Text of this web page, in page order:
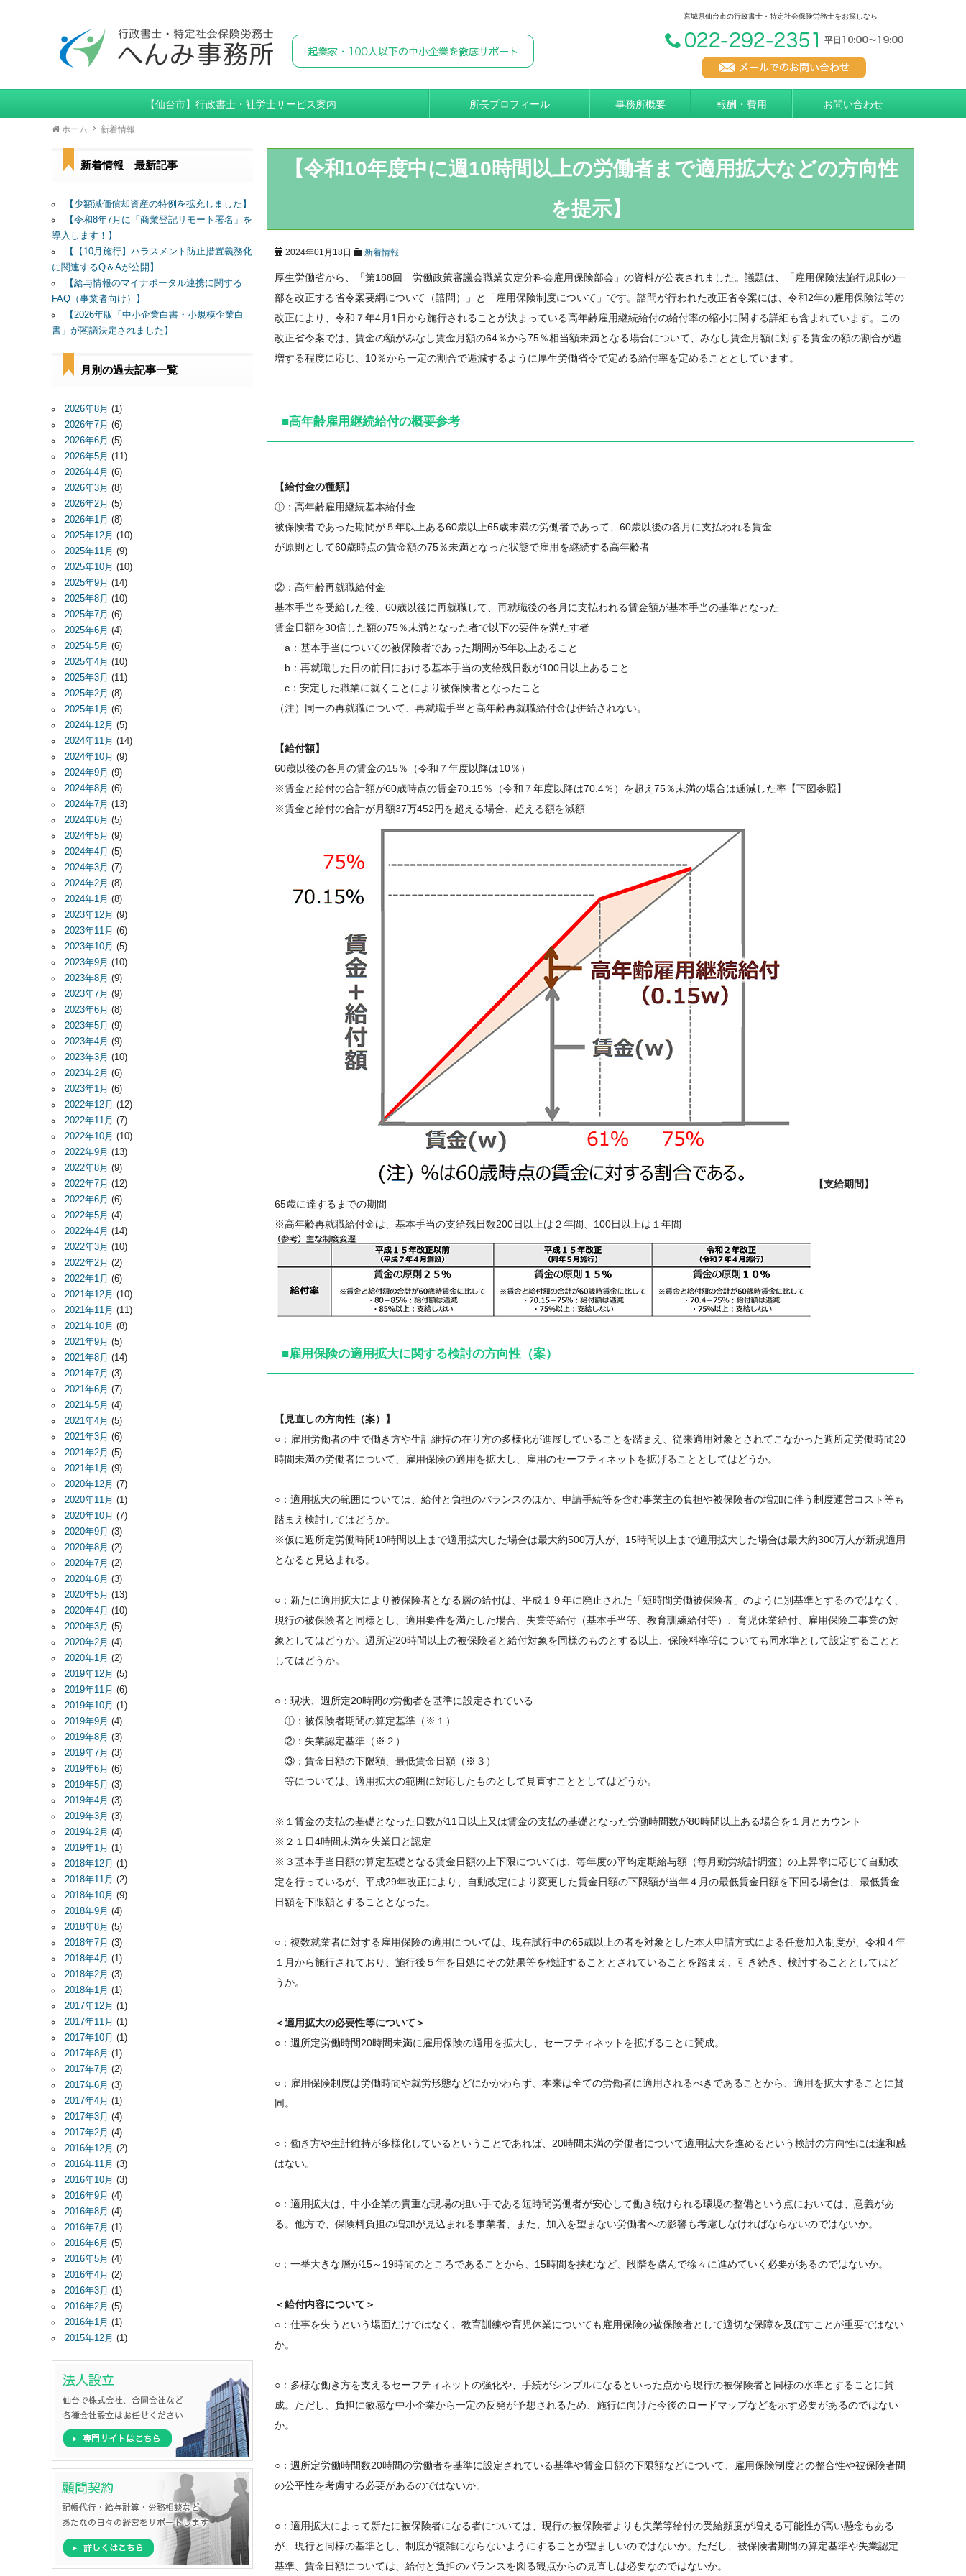
宮城県仙台市の行政書士・特定社会保険労務士をお探しなら
【仙台市】行政書士・社労士サービス案内 所長プロフィール 事務所概要 報酬・費用 お問い合わせ
ホーム 新着情報
【令和10年度中に週10時間以上の労働者まで適用拡大などの方向性
を提示】
2024年01月18日 新着情報
厚生労働省から、「第188回 労働政策審議会職業安定分科会雇用保険部会」の資料が公表されました。議題は、「雇用保険法施行規則の一
部を改正する省令案要綱について（諮問）」と「雇用保険制度について」です。諮問が行われた改正省令案には、令和2年の雇用保険法等の
改正により、令和７年4月1日から施行されることが決まっている高年齢雇用継続給付の給付率の縮小に関する詳細も含まれています。この
改正省令案では、賃金の額がみなし賃金月額の64％から75％相当額未満となる場合について、みなし賃金月額に対する賃金の額の割合が逓
増する程度に応じ、10％から一定の割合で逓減するように厚生労働省令で定める給付率を定めることとしています。
■高年齢雇用継続給付の概要参考
【給付金の種類】
①：高年齢雇用継続基本給付金
被保険者であった期間が５年以上ある60歳以上65歳未満の労働者であって、60歳以後の各月に支払われる賃金
が原則として60歳時点の賃金額の75％未満となった状態で雇用を継続する高年齢者
②：高年齢再就職給付金
基本手当を受給した後、60歳以後に再就職して、再就職後の各月に支払われる賃金額が基本手当の基準となった
賃金日額を30倍した額の75％未満となった者で以下の要件を満たす者
a：基本手当についての被保険者であった期間が5年以上あること
b：再就職した日の前日における基本手当の支給残日数が100日以上あること
c：安定した職業に就くことにより被保険者となったこと
（注）同一の再就職について、再就職手当と高年齢再就職給付金は併給されない。
【給付額】
60歳以後の各月の賃金の15％（令和７年度以降は10％）
※賃金と給付の合計額が60歳時点の賃金70.15％（令和７年度以降は70.4％）を超え75％未満の場合は逓減した率【下図参照】
※賃金と給付の合計が月額37万452円を超える場合、超える額を減額
【支給期間】
65歳に達するまでの期間
※高年齢再就職給付金は、基本手当の支給残日数200日以上は２年間、100日以上は１年間
■雇用保険の適用拡大に関する検討の方向性（案）
【見直しの方向性（案）】
○：雇用労働者の中で働き方や生計維持の在り方の多様化が進展していることを踏まえ、従来適用対象とされてこなかった週所定労働時間20
時間未満の労働者について、雇用保険の適用を拡大し、雇用のセーフティネットを拡げることとしてはどうか。
○：適用拡大の範囲については、給付と負担のバランスのほか、申請手続等を含む事業主の負担や被保険者の増加に伴う制度運営コスト等も
踏まえ検討してはどうか。
※仮に週所定労働時間10時間以上まで適用拡大した場合は最大約500万人が、15時間以上まで適用拡大した場合は最大約300万人が新規適用
となると見込まれる。
○：新たに適用拡大により被保険者となる層の給付は、平成１９年に廃止された「短時間労働被保険者」のように別基準とするのではなく、
現行の被保険者と同様とし、適用要件を満たした場合、失業等給付（基本手当等、教育訓練給付等）、育児休業給付、雇用保険二事業の対
象としてはどうか。週所定20時間以上の被保険者と給付対象を同様のものとする以上、保険料率等についても同水準として設定することと
してはどうか。
○：現状、週所定20時間の労働者を基準に設定されている
①：被保険者期間の算定基準（※１）
②：失業認定基準（※２）
③：賃金日額の下限額、最低賃金日額（※３）
等については、適用拡大の範囲に対応したものとして見直すこととしてはどうか。
※１賃金の支払の基礎となった日数が11日以上又は賃金の支払の基礎となった労働時間数が80時間以上ある場合を１月とカウント
※２１日4時間未満を失業日と認定
※３基本手当日額の算定基礎となる賃金日額の上下限については、毎年度の平均定期給与額（毎月勤労統計調査）の上昇率に応じて自動改
定を行っているが、平成29年改正により、自動改定により変更した賃金日額の下限額が当年４月の最低賃金日額を下回る場合は、最低賃金
日額を下限額とすることとなった。
○：複数就業者に対する雇用保険の適用については、現在試行中の65歳以上の者を対象とした本人申請方式による任意加入制度が、令和４年
１月から施行されており、施行後５年を目処にその効果等を検証することとされていることを踏まえ、引き続き、検討することとしてはど
うか。
＜適用拡大の必要性等について＞
○：週所定労働時間20時間未満に雇用保険の適用を拡大し、セーフティネットを拡げることに賛成。
○：雇用保険制度は労働時間や就労形態などにかかわらず、本来は全ての労働者に適用されるべきであることから、適用を拡大することに賛
同。
○：働き方や生計維持が多様化しているということであれば、20時間未満の労働者について適用拡大を進めるという検討の方向性には違和感
はない。
○：適用拡大は、中小企業の貴重な現場の担い手である短時間労働者が安心して働き続けられる環境の整備という点においては、意義があ
る。他方で、保険料負担の増加が見込まれる事業者、また、加入を望まない労働者への影響も考慮しなければならないのではないか。
○：一番大きな層が15～19時間のところであることから、15時間を挟むなど、段階を踏んで徐々に進めていく必要があるのではないか。
＜給付内容について＞
○：仕事を失うという場面だけではなく、教育訓練や育児休業についても雇用保険の被保険者として適切な保障を及ぼすことが重要ではない
か。
○：多様な働き方を支えるセーフティネットの強化や、手続がシンプルになるといった点から現行の被保険者と同様の水準とすることに賛
成。ただし、負担に敏感な中小企業から一定の反発が予想されるため、施行に向けた今後のロードマップなどを示す必要があるのではない
か。
○：週所定労働時間数20時間の労働者を基準に設定されている基準や賃金日額の下限額などについて、雇用保険制度との整合性や被保険者間
の公平性を考慮する必要があるのではないか。
○：適用拡大によって新たに被保険者になる者については、現行の被保険者よりも失業等給付の受給頻度が増える可能性が高い懸念もある
が、現行と同様の基準とし、制度が複雑にならないようにすることが望ましいのではないか。ただし、被保険者期間の算定基準や失業認定
基準、賃金日額については、給付と負担のバランスを図る観点からの見直しは必要なのではないか。
新着情報 最新記事
【少額減価償却資産の特例を拡充しました】
【令和8年7月に「商業登記リモート署名」を
導入します！】
【【10月施行】ハラスメント防止措置義務化
に関連するQ＆Aが公開】
【給与情報のマイナポータル連携に関する
FAQ（事業者向け）】
【2026年版「中小企業白書・小規模企業白
書」が閣議決定されました】
月別の過去記事一覧
2026年8月 (1)
2026年7月 (6)
2026年6月 (5)
2026年5月 (11)
2026年4月 (6)
2026年3月 (8)
2026年2月 (5)
2026年1月 (8)
2025年12月 (10)
2025年11月 (9)
2025年10月 (10)
2025年9月 (14)
2025年8月 (10)
2025年7月 (6)
2025年6月 (4)
2025年5月 (6)
2025年4月 (10)
2025年3月 (11)
2025年2月 (8)
2025年1月 (6)
2024年12月 (5)
2024年11月 (14)
2024年10月 (9)
2024年9月 (9)
2024年8月 (6)
2024年7月 (13)
2024年6月 (5)
2024年5月 (9)
2024年4月 (5)
2024年3月 (7)
2024年2月 (8)
2024年1月 (8)
2023年12月 (9)
2023年11月 (6)
2023年10月 (5)
2023年9月 (10)
2023年8月 (9)
2023年7月 (9)
2023年6月 (8)
2023年5月 (9)
2023年4月 (9)
2023年3月 (10)
2023年2月 (6)
2023年1月 (6)
2022年12月 (12)
2022年11月 (7)
2022年10月 (10)
2022年9月 (13)
2022年8月 (9)
2022年7月 (12)
2022年6月 (6)
2022年5月 (4)
2022年4月 (14)
2022年3月 (10)
2022年2月 (2)
2022年1月 (6)
2021年12月 (10)
2021年11月 (11)
2021年10月 (8)
2021年9月 (5)
2021年8月 (14)
2021年7月 (3)
2021年6月 (7)
2021年5月 (4)
2021年4月 (5)
2021年3月 (6)
2021年2月 (5)
2021年1月 (9)
2020年12月 (7)
2020年11月 (1)
2020年10月 (7)
2020年9月 (3)
2020年8月 (2)
2020年7月 (2)
2020年6月 (3)
2020年5月 (13)
2020年4月 (10)
2020年3月 (5)
2020年2月 (4)
2020年1月 (2)
2019年12月 (5)
2019年11月 (6)
2019年10月 (1)
2019年9月 (4)
2019年8月 (3)
2019年7月 (3)
2019年6月 (6)
2019年5月 (3)
2019年4月 (3)
2019年3月 (3)
2019年2月 (4)
2019年1月 (1)
2018年12月 (1)
2018年11月 (2)
2018年10月 (9)
2018年9月 (4)
2018年8月 (5)
2018年7月 (3)
2018年4月 (1)
2018年2月 (3)
2018年1月 (1)
2017年12月 (1)
2017年11月 (1)
2017年10月 (1)
2017年8月 (1)
2017年7月 (2)
2017年6月 (3)
2017年4月 (1)
2017年3月 (4)
2017年2月 (4)
2016年12月 (2)
2016年11月 (3)
2016年10月 (3)
2016年9月 (4)
2016年8月 (4)
2016年7月 (1)
2016年6月 (5)
2016年5月 (4)
2016年4月 (2)
2016年3月 (1)
2016年2月 (5)
2016年1月 (1)
2015年12月 (1)